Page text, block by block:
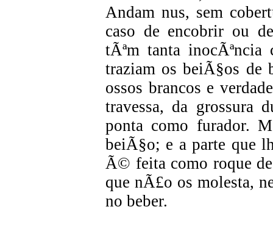
Andam nus, sem
caso de encobrir ou
tÃªm tanta
traziam os beiÃ§os de
ossos brancos e
travessa, da grossura
ponta como furador.
beiÃ§o; e a parte que
Ã© feita como roque
que nÃ£o os molesta,
no beber.